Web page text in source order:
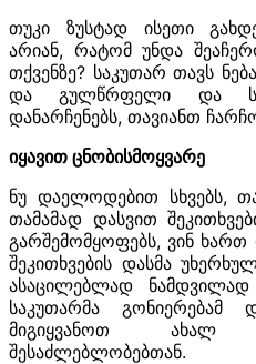
თუკი ზუსტად ისეთი
არიან, რატომ უნდა
თქვენზე? საკუთარ თავს
და გულწრფელი და
დანარჩენებს, თავიანთ
იყავით ცნობისმოყვარე
ნუ დაელოდებით სხვებს,
თამამად დასვით
გარშემომყოფებს, ვინ
შეკითხვების დასმა
ასაცილებლად
საკუთარმა გონიერებამ
მიგიყვანოთ ახალ
შესაძლებლობებთან.